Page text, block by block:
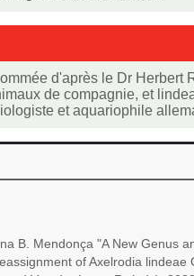
d'après le Dr Herbert
de compagnie, et
et aquariophile
B. Mendonça "A New Genus
of Axelrodia